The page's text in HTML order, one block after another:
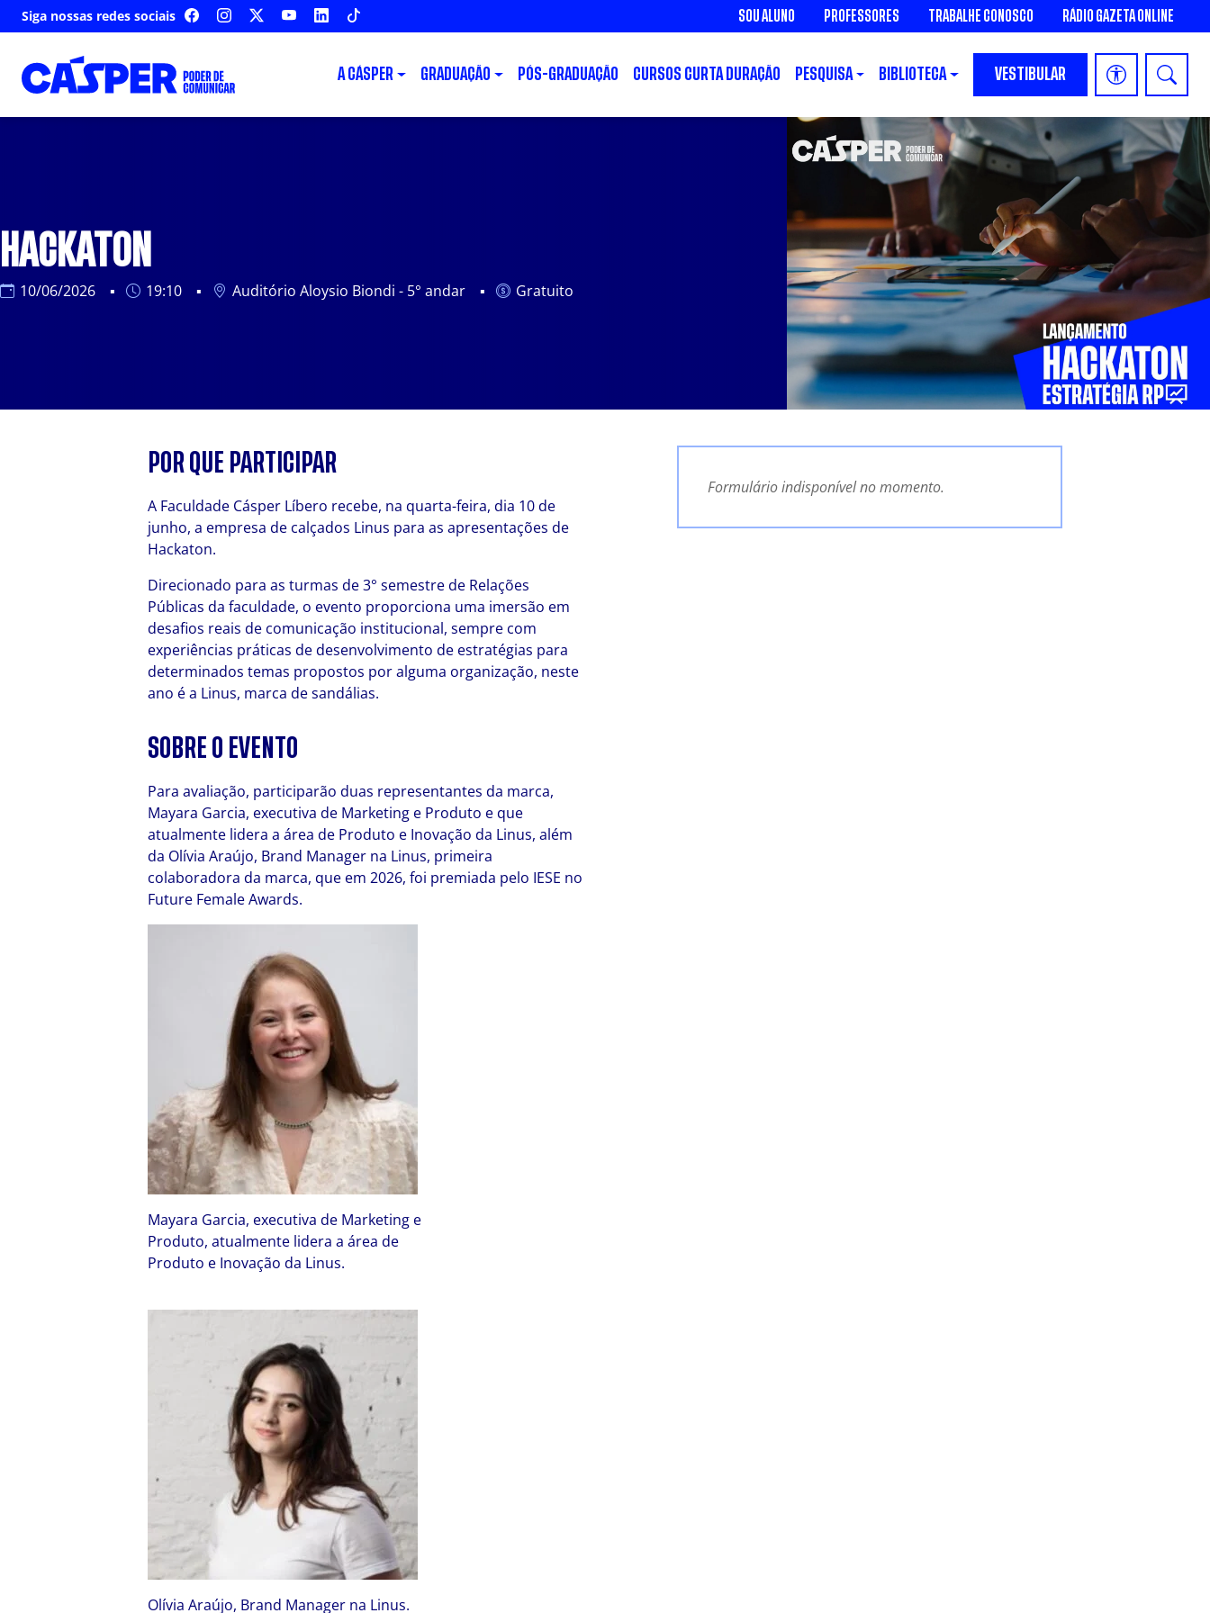
Siga nossas redes sociais FACEBOOKINSTAGRAM YOUTUBELINKEDIN SOU ALUNO PROFESSORES TRABALHE CONOSCO RÁDIO GAZETA ONLINE
A CÁSPER GRADUAÇÃO PÓS-GRADUAÇÃO CURSOS CURTA DURAÇÃO PESQUISA BIBLIOTECA VESTIBULAR
HACKATON
10/06/2026 19:10 Auditório Aloysio Biondi - 5° andar Gratuito
POR QUE PARTICIPAR
A Faculdade Cásper Líbero recebe, na quarta-feira, dia 10 de
junho, a empresa de calçados Linus para as apresentações de
Hackaton.
Direcionado para as turmas de 3° semestre de Relações
Públicas da faculdade, o evento proporciona uma imersão em
desafios reais de comunicação institucional, sempre com
experiências práticas de desenvolvimento de estratégias para
determinados temas propostos por alguma organização, neste
ano é a Linus, marca de sandálias.
SOBRE O EVENTO
Para avaliação, participarão duas representantes da marca,
Mayara Garcia, executiva de Marketing e Produto e que
atualmente lidera a área de Produto e Inovação da Linus, além
da Olívia Araújo, Brand Manager na Linus, primeira
colaboradora da marca, que em 2026, foi premiada pelo IESE no
Future Female Awards.
Mayara Garcia, executiva de Marketing e
Produto, atualmente lidera a área de
Produto e Inovação da Linus.
Olívia Araújo, Brand Manager na Linus.
Formulário indisponível no momento.